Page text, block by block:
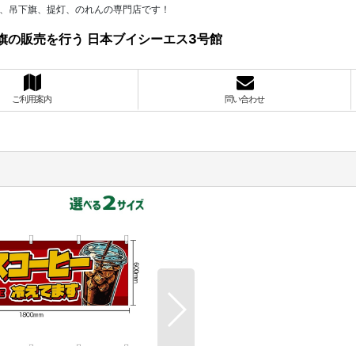
吊下旗、提灯、のれんの専門店です！
の販売を行う 日本ブイシーエス3号館
ご利用案内 問い合わせ